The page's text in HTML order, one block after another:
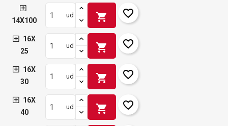
14X100
ud shopping_cart favorite_border
16X
25
ud shopping_cart favorite_border
16X
30
ud shopping_cart favorite_border
16X
40
ud shopping_cart favorite_border